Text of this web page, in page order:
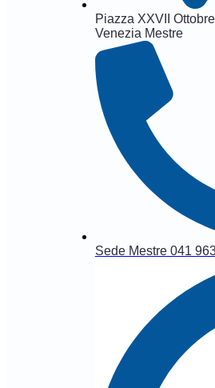
Piazza XXVII
Venezia Mestre
Sede Mestre 041